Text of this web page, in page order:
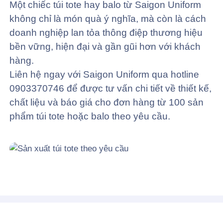
Một chiếc túi tote hay balo từ Saigon Uniform
không chỉ là món quà ý nghĩa, mà còn là cách
doanh nghiệp lan tỏa thông điệp thương hiệu
bền vững, hiện đại và gần gũi hơn với khách
hàng.
Liên hệ ngay với Saigon Uniform qua hotline
0903370746 để được tư vấn chi tiết về thiết kế,
chất liệu và báo giá cho đơn hàng từ 100 sản
phẩm túi tote hoặc balo theo yêu cầu.